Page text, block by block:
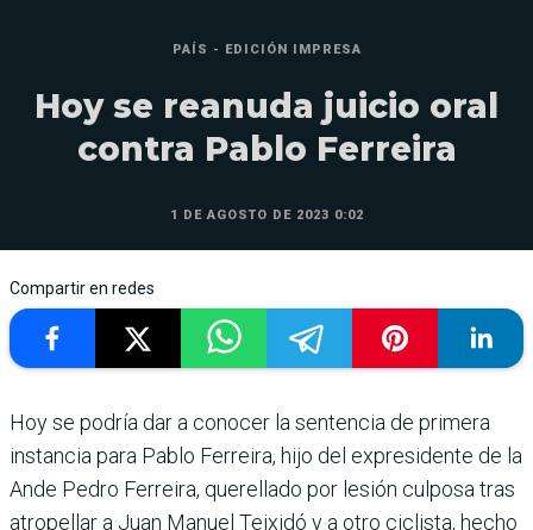
PAÍS - EDICIÓN IMPRESA
Hoy se reanuda juicio oral
contra Pablo Ferreira
1 DE AGOSTO DE 2023 0:02
Compartir en redes
Hoy se podría dar a conocer la sentencia de primera
instancia para Pablo Ferreira, hijo del expresidente de la
Ande Pedro Ferreira, querellado por lesión culposa tras
atropellar a Juan Manuel Teixidó y a otro ciclista, hecho